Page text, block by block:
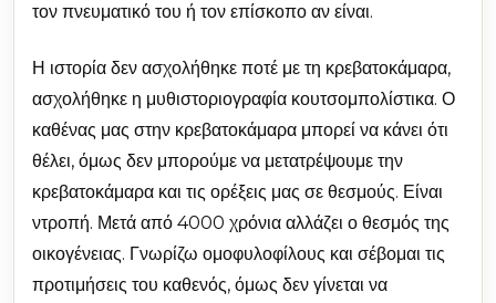
τον πνευματικό του ή τον επίσκοπο αν είναι.
Η ιστορία δεν ασχολήθηκε ποτέ με τη κρεβατοκάμαρα,
ασχολήθηκε η μυθιστοριογραφία κουτσομπολίστικα. Ο
καθένας μας στην κρεβατοκάμαρα μπορεί να κάνει ότι
θέλει, όμως δεν μπορούμε να μετατρέψουμε την
κρεβατοκάμαρα και τις ορέξεις μας σε θεσμούς. Είναι
ντροπή. Μετά από 4000 χρόνια αλλάζει ο θεσμός της
οικογένειας. Γνωρίζω ομοφυλοφίλους και σέβομαι τις
προτιμήσεις του καθενός, όμως δεν γίνεται να